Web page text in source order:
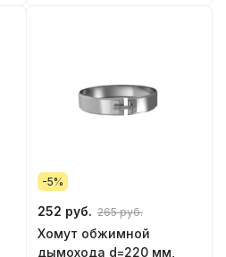
-5%
252 руб. 265 руб.
Хомут обжимной
дымохода d=220 мм,